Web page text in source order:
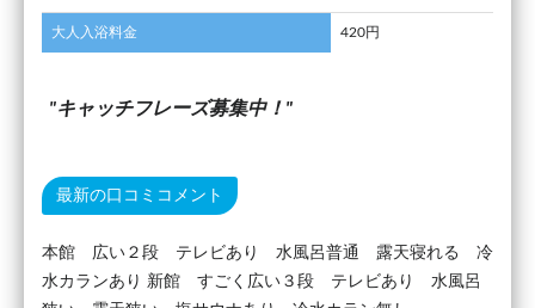
大人入浴料金 420円
キャッチフレーズ募集中！
最新の口コミコメント
本館 広い２段 テレビあり 水風呂普通 露天寝れる 冷
水カランあり 新館 すごく広い３段 テレビあり 水風呂